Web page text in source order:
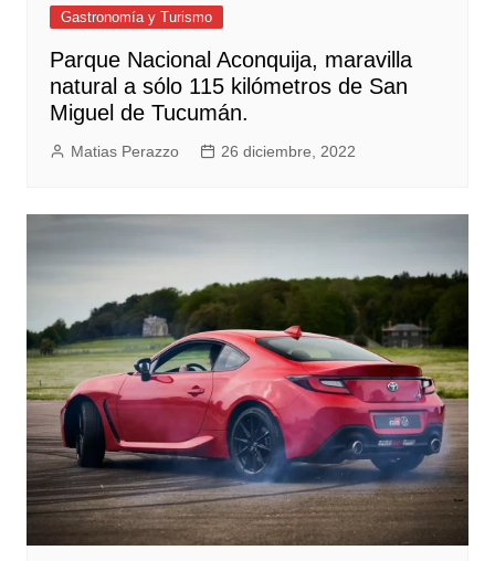
Gastronomía y Turismo
Parque Nacional Aconquija, maravilla
natural a sólo 115 kilómetros de San
Miguel de Tucumán.
Matias Perazzo 26 diciembre, 2022